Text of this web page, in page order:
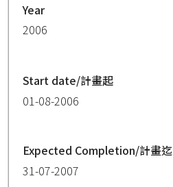
Year
2006
Start date/計畫起
01-08-2006
Expected Completion/計畫迄
31-07-2007